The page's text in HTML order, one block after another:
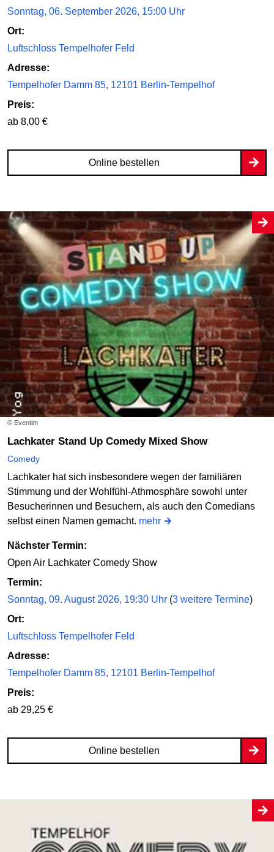
Sonntag, 06. September 2026, 15:00 Uhr
Ort:
Luftschloss Tempelhofer Feld
Adresse:
Tempelhofer Damm 85, 12101 Berlin-Tempelhof
Preis:
ab 8,00 €
Online bestellen
© Eventim
Lachkater Stand Up Comedy Mixed Show
Comedy
Lachkater hat sich insbesondere wegen der familiären
Stimmung und der Wohlfühl-Athmosphäre sowohl unter
Besucherinnen und Besuchern, als auch den Comedians
selbst einen Namen gemacht. mehr
Nächster Termin:
Open Air Lachkater Comedy Show
Termin:
Sonntag, 09. August 2026, 19:30 Uhr (3 weitere Termine)
Ort:
Luftschloss Tempelhofer Feld
Adresse:
Tempelhofer Damm 85, 12101 Berlin-Tempelhof
Preis:
ab 29,25 €
Online bestellen